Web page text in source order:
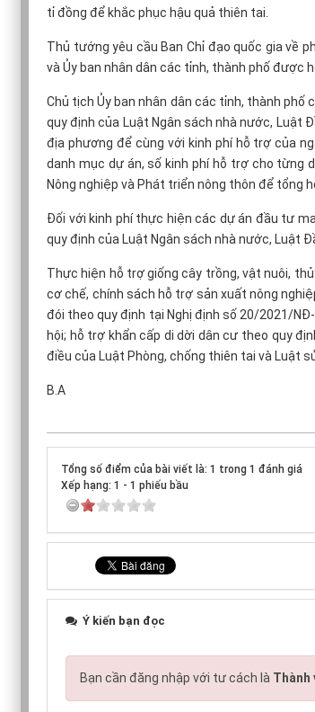
tỉ đồng để khắc phục hậu quả thiên tai.
Thủ tướng yêu cầu Ban Chỉ đạo quốc gia về
và Ủy ban nhân dân các tỉnh, thành phố được
Chủ tịch Ủy ban nhân dân các tỉnh, thành
quy định của Luật Ngân sách nhà nước, Luật
địa phương để cùng với kinh phí hỗ trợ của
danh mục dự án, số kinh phí hỗ trợ cho từng
Nông nghiệp và Phát triển nông thôn để tổng
Đối với kinh phí thực hiện các dự án đầu tư
quy định của Luật Ngân sách nhà nước, Luật
Thực hiện hỗ trợ giống cây trồng, vật nuôi,
cơ chế, chính sách hỗ trợ sản xuất nông
đói theo quy định tại Nghị định số 20/2021/
hội; hỗ trợ khẩn cấp di dời dân cư theo quy
điều của Luật Phòng, chống thiên tai và Luật
B.A
Tổng số điểm của bài viết là: 1 trong 1 đánh giá
Xếp hạng: 1 - 1 phiếu bầu
Ý kiến bạn đọc
Bạn cần đăng nhập với tư cách là Thành